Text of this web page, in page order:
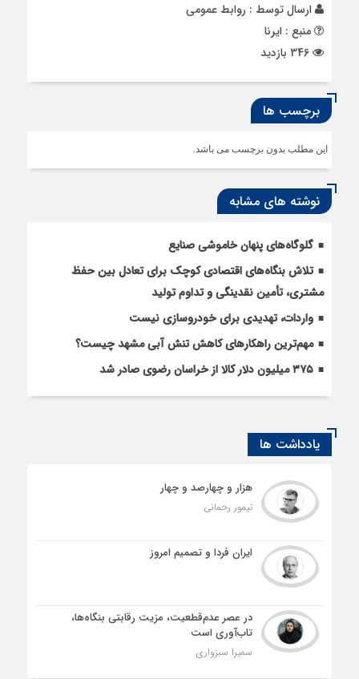
ارسال توسط : روابط عمومی
منبع : ایرنا
برچسب ها
این مطلب بدون برچسب می باشد.
نوشته های مشابه
گلوگاه‌های پنهان خاموشی صنایع
تلاش بنگاه‌های اقتصادی کوچک برای تعادل بین حفظ
مشتری، تأمین نقدینگی و تداوم تولید
واردات، تهدیدی برای خودروسازی نیست
مهم‌ترین راهکارهای کاهش تنش آبی مشهد چیست؟
۳۷۵ میلیون دلار کالا از خراسان رضوی صادر شد
یادداشت ها
هزار و چهارصد و چهار
تیمور رحمانی
ایران فردا و تصمیم امروز
در عصر عدم‌قطعیت، مزیت رقابتی بنگاه‌ها،
تاب‌آوری است
سمیرا سبزواری